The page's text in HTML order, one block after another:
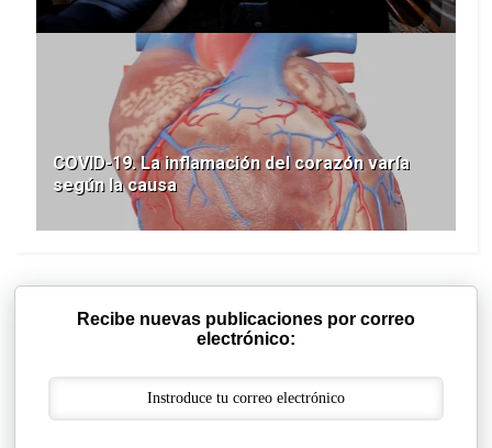
COVID-19. La inflamación del corazón varía
según la causa
Recibe nuevas publicaciones por correo
electrónico: